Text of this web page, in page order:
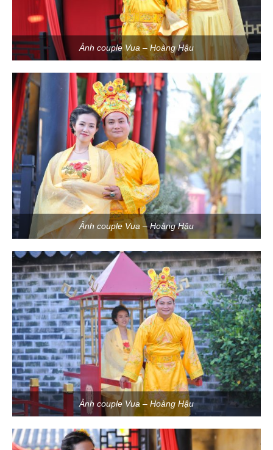
Ảnh couple Vua – Hoàng Hậu
Ảnh couple Vua – Hoàng Hậu
Ảnh couple Vua – Hoàng Hậu